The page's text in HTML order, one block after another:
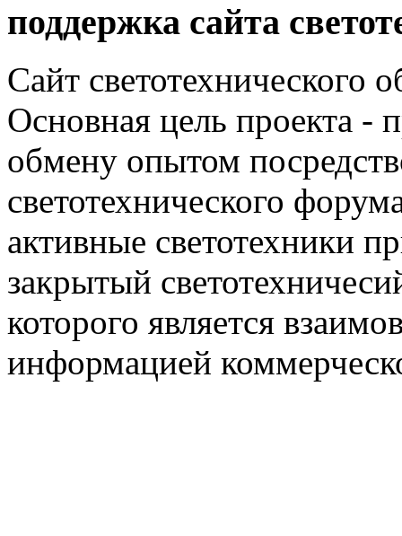
поддержка сайта
Сайт светотехнического
Основная цель проекта -
обмену опытом
светотехнического
активные светотехники
закрытый
которого является
информацией